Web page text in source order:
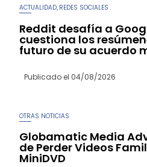
ACTUALIDAD REDES SOCIALES
Reddit desafía a
cuestiona los
futuro de su acuerdo
Publicado el 04/08/2026
OTRAS NOTICIAS
Globamatic Media
de Perder Videos
MiniDVD